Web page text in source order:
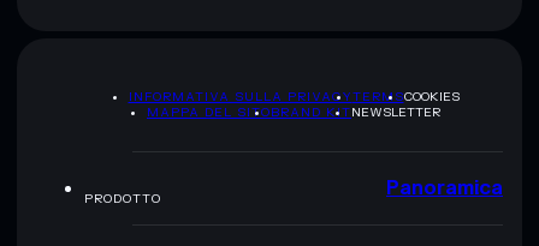
INFORMATIVA SULLA PRIVACYTERMSCOOKIES
MAPPA DEL SITOBRAND KITNEWSLETTER
PRODOTTO Panoramica